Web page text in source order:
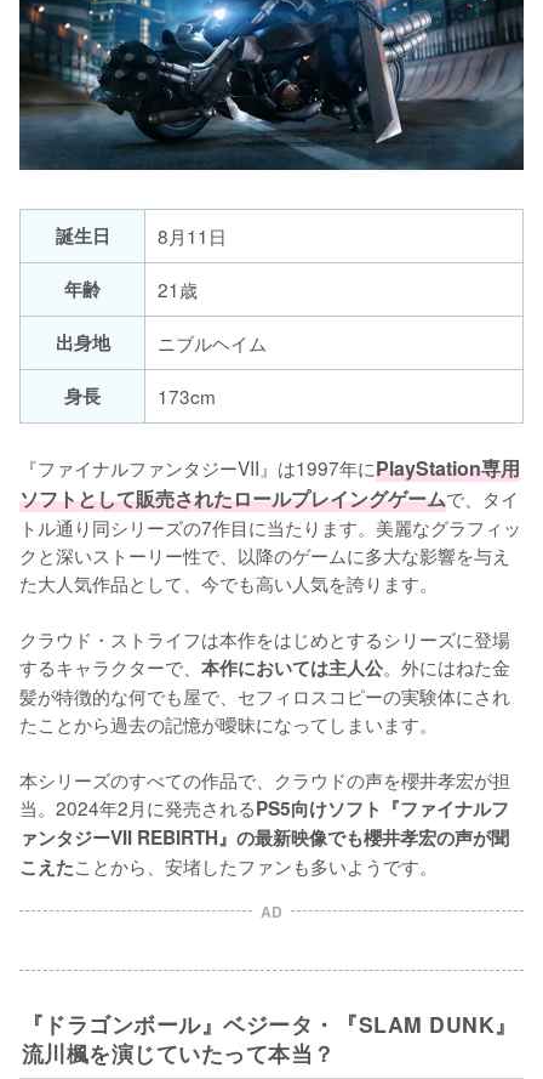
誕生日
8月11日
年齢
21歳
出身地
ニブルヘイム
身長
173cm
『ファイナルファンタジーVII』は1997年にPlayStation専用
ソフトとして販売されたロールプレイングゲームで、タイ
トル通り同シリーズの7作目に当たります。美麗なグラフィッ
クと深いストーリー性で、以降のゲームに多大な影響を与え
た大人気作品として、今でも高い人気を誇ります。
クラウド・ストライフは本作をはじめとするシリーズに登場
するキャラクターで、 本作においては主人公。外にはねた金
髪が特徴的な何でも屋で、セフィロスコピーの実験体にされ
たことから過去の記憶が曖昧になってしまいます。
本シリーズのすべての作品で、クラウドの声を櫻井孝宏が担
当。2024年2月に発売されるPS5向けソフト『ファイナルフ
ァンタジーVII REBIRTH』の最新映像でも櫻井孝宏の声が聞
こえたことから、安堵したファンも多いようです。
AD
『ドラゴンボール』ベジータ・『SLAM DUNK』
流川楓を演じていたって本当？